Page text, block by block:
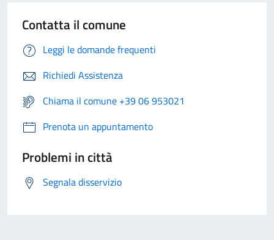
Contatta il comune
Leggi le domande frequenti
Richiedi Assistenza
Chiama il comune +39 06 953021
Prenota un appuntamento
Problemi in città
Segnala disservizio